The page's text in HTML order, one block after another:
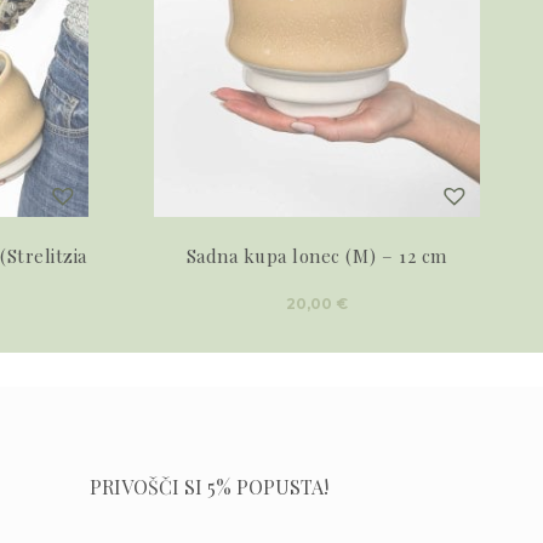
Sadna kupa lonec (M) – 12 cm
20,00 €
PRIVOŠČI SI 5% POPUSTA!